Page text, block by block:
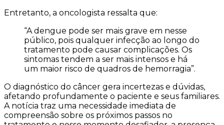
Entretanto, a oncologista ressalta que:
“A dengue pode ser mais grave em nesse
público, pois qualquer infecção ao longo do
tratamento pode causar complicações. Os
sintomas tendem a ser mais intensos e há
um maior risco de quadros de hemorragia”.
O diagnóstico do câncer gera incertezas e dúvidas,
afetando profundamente o paciente e seus familiares.
A notícia traz uma necessidade imediata de
compreensão sobre os próximos passos no